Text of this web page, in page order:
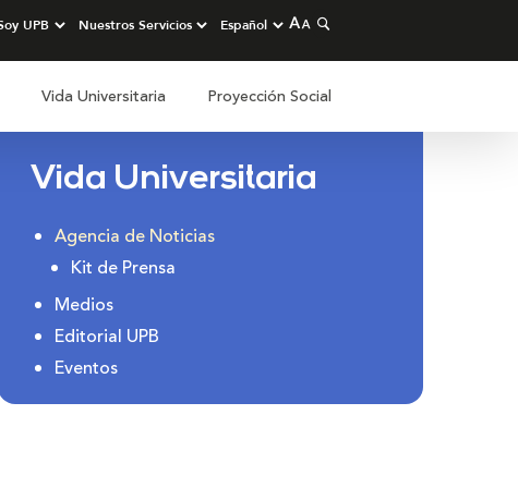
Vida Universitaria Proyección Social
Vida Universitaria
Agencia de Noticias
Kit de Prensa
Medios
Editorial UPB
Eventos